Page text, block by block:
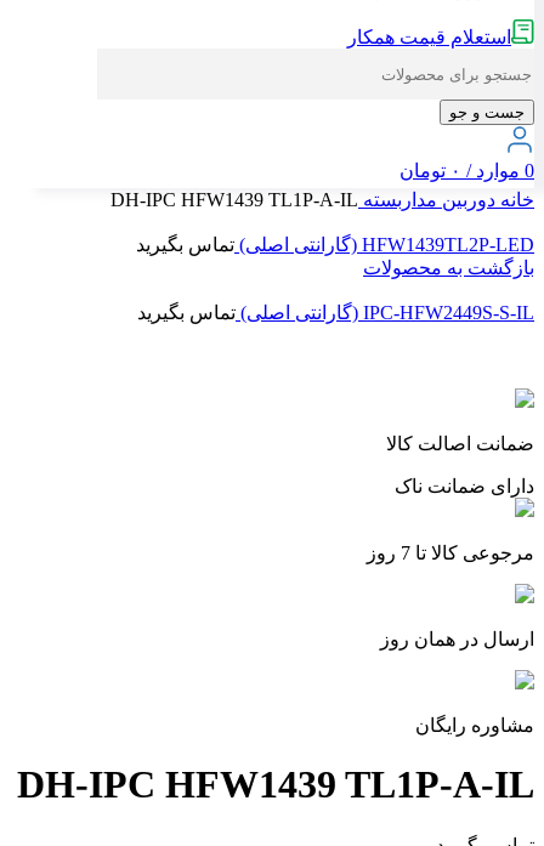
استعلام قیمت همکار
جست و جو
0 موارد / ۰ تومان
خانه دوربین مداربسته DH-IPC HFW1439 TL1P-A-IL
HFW1439TL2P-LED (گارانتی اصلی)
تماس بگیرید
بازگشت به محصولات
IPC-HFW2449S-S-IL (گارانتی اصلی) تماس بگیرید
ضمانت اصالت کالا
دارای ضمانت ناک
مرجوعی کالا تا 7 روز
ارسال در همان روز
مشاوره رایگان
DH-IPC HFW1439 TL1P-A-IL